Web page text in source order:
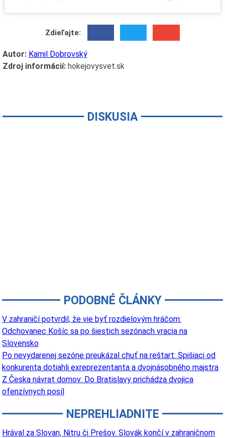
Zdieľajte:
Autor: Kamil Dobrovský
Zdroj informácií:hokejovysvet.sk
DISKUSIA
PODOBNÉ ČLÁNKY
V zahraničí potvrdil, že vie byť rozdielovým hráčom:
Odchovanec Košíc sa po šiestich sezónach vracia na
Slovensko
Po nevydarenej sezóne preukázal chuť na reštart: Spišiaci od
konkurenta dotiahli exreprezentanta a dvojnásobného majstra
Z Česka návrat domov: Do Bratislavy prichádza dvojica
ofenzívnych posíl
NEPREHLIADNITE
Hrával za Slovan, Nitru či Prešov. Slovák končí v zahraničnom